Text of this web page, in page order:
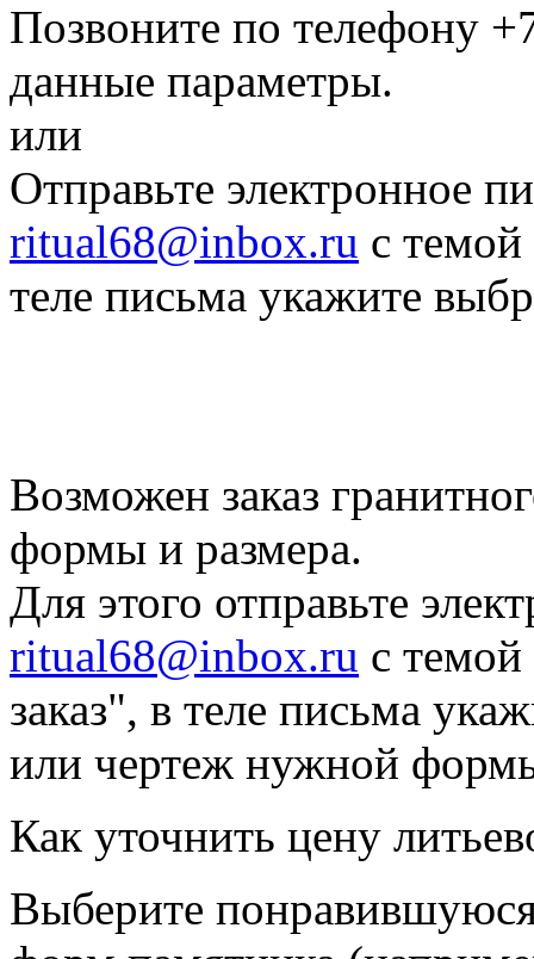
Позвоните по телефону
данные параметры.
или
Отправьте электронное
ritual68@inbox.ru с
теле письма укажите
Возможен заказ
формы и размера.
Для этого отправьте
ritual68@inbox.ru с
заказ", в теле письма
или чертеж нужной
Как уточнить цену
Выберите